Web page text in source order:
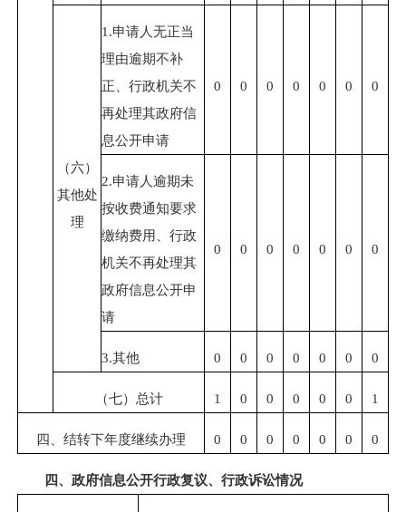
（六）
其他处
理
1.申请人无正当
理由逾期不补
正、行政机关不
再处理其政府信
息公开申请
0 0 0 0 0 0 0
2.申请人逾期未
按收费通知要求
缴纳费用、行政
机关不再处理其
政府信息公开申
请
0 0 0 0 0 0 0
3.其他 0 0 0 0 0 0 0
（七）总计 1 0 0 0 0 0 1
四、结转下年度继续办理 0 0 0 0 0 0 0
四、政府信息公开行政复议、行政诉讼情况